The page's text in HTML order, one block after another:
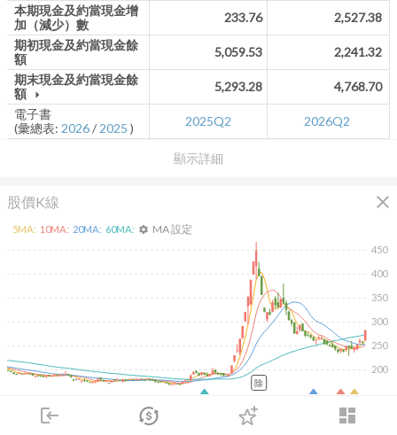
login dashboard
市場 登入
顯示詳細
本期現金及約當現金增
加（減少）數
233.76
2,527.38
期初現金及約當現金餘
額
5,059.53
2,241.32
期末現金及約當現金餘
額 arrow_drop_down
5,293.28
4,768.70
電子書
(彙總表: 2026/ 2025 ) 2025Q2 2026Q2
股價K線 close
200
250
300
350
400
450
5MA: 10MA: 20MA: 60MA: settings MA 設定
除